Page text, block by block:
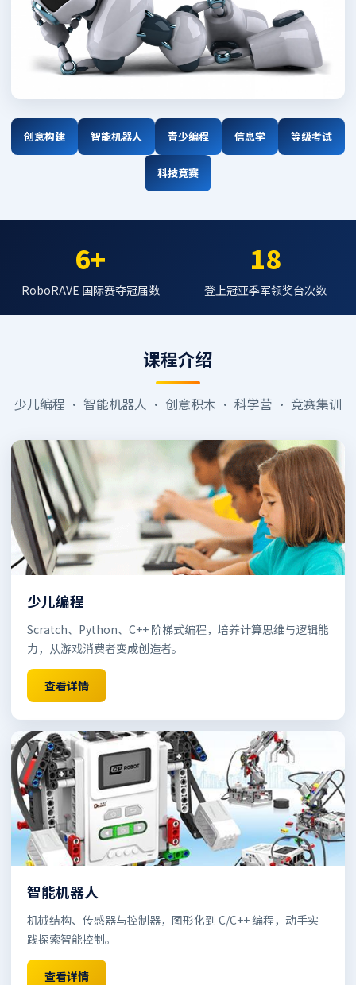
创意构建 智能机器人 青少编程 信息学 等级考试
科技竞赛
6+
RoboRAVE 国际赛夺冠届数
18
登上冠亚季军领奖台次数
课程介绍
少儿编程 · 智能机器人 · 创意积木 · 科学营 · 竞赛集训
少儿编程
Scratch、Python、C++ 阶梯式编程，培养计算思维与逻辑能
力，从游戏消费者变成创造者。
查看详情
智能机器人
机械结构、传感器与控制器，图形化到 C/C++ 编程，动手实
践探索智能控制。
查看详情